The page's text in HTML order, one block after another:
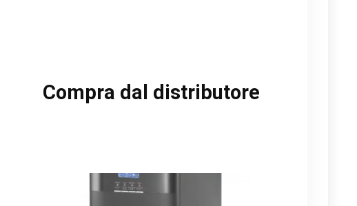
Compra dal distributore